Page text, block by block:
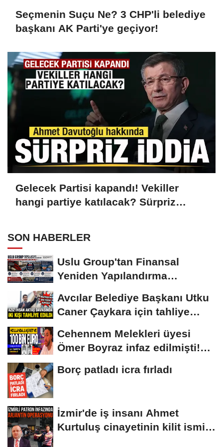
Seçmenin Suçu Ne? 3 CHP'li belediye
başkanı AK Parti'ye geçiyor!
Gelecek Partisi kapandı! Vekiller
hangi partiye katılacak? Sürpriz
SON HABERLER
Uslu Group'tan Finansal
Yeniden Yapılandırma
Avcılar Belediye Başkanı Utku
Caner Çaykara için tahliye
Cehennem Melekleri üyesi
Ömer Boyraz infaz edilmişti!
Borç patladı icra fırladı
İzmir'de iş insanı Ahmet
Kurtuluş cinayetinin kilit ismi